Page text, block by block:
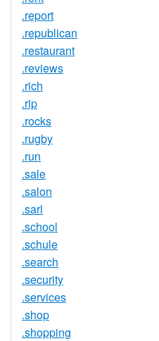
.report
.republican
.restaurant
.reviews
.rich
.rip
.rocks
.rugby
.run
.sale
.salon
.sarl
.school
.schule
.search
.security
.services
.shop
.shopping